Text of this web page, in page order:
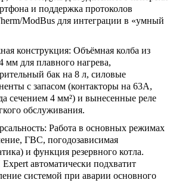
и поддержка протоколов
ModBus для интеграции в «умный
конструкция: Объёмная колба из
мм для плавного нагрева,
бак на 8 л, силовые
с запасом (контакторы на 63А,
сечением 4 мм²) и вынесенные реле
обслуживания.
Работа в основных режимах
ГВС, погодозависимая
и функция резервного котла.
автоматически подхватит
системой при аварии основного